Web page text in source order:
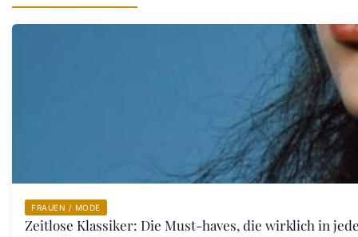
FRAUEN / MODE
Zeitlose Klassiker: Die Must-haves, die wirklich in